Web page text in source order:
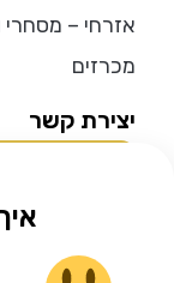
אזרחי – מסחרי
מכרזים
יצירת קשר
התקשרו